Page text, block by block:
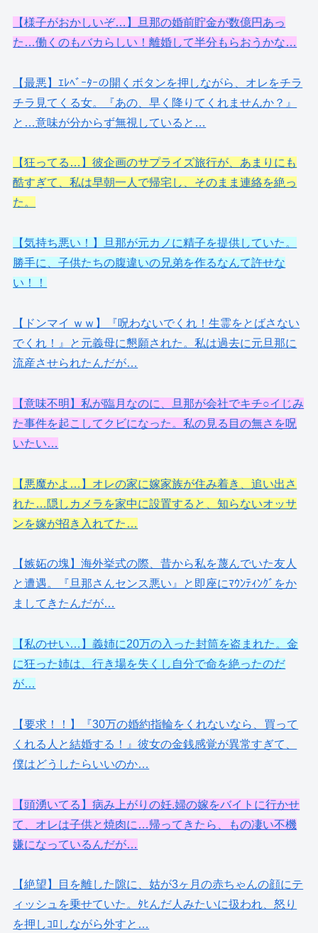
【様子がおかしいぞ…】旦那の婚前貯金が数億円あっ
た…働くのもバカらしい！離婚して半分もらおうかな…
【最悪】ｴﾚﾍﾞｰﾀｰの開くボタンを押しながら、オレをチラ
チラ見てくる女。『あの、早く降りてくれませんか？』
と…意味が分からず無視していると…
【狂ってる…】彼企画のサプライズ旅行が、あまりにも
酷すぎて、私は早朝一人で帰宅し、そのまま連絡を絶っ
た。
【気持ち悪い！】旦那が元カノに精子を提供していた。
勝手に、子供たちの腹違いの兄弟を作るなんて許せな
い！！
【ドンマイ ｗｗ】『呪わないでくれ！生霊をとばさない
でくれ！』と元義母に懇願された。私は過去に元旦那に
流産させられたんだが…
【意味不明】私が臨月なのに、旦那が会社でキチ○イじみ
た事件を起こしてクビになった。私の見る目の無さを呪
いたい…
【悪魔かよ…】オレの家に嫁家族が住み着き、追い出さ
れた…隠しカメラを家中に設置すると、知らないオッサ
ンを嫁が招き入れてた…
【嫉妬の塊】海外挙式の際、昔から私を蔑んでいた友人
と遭遇。『旦那さんセンス悪い』と即座にﾏｳﾝﾃｨﾝｸﾞをか
ましてきたんだが…
【私のせい…】義姉に20万の入った封筒を盗まれた。金
に狂った姉は、行き場を失くし自分で命を絶ったのだ
が…
【要求！！】『30万の婚約指輪をくれないなら、買って
くれる人と結婚する！』彼女の金銭感覚が異常すぎて、
僕はどうしたらいいのか…
【頭湧いてる】病み上がりの妊.婦の嫁をバイトに行かせ
て、オレは子供と焼肉に…帰ってきたら、もの凄い不機
嫌になっているんだが…
【絶望】目を離した隙に、姑が3ヶ月の赤ちゃんの顔にテ
ィッシュを乗せていた。ﾀﾋんだ人みたいに扱われ、怒り
を押しｺﾛしながら外すと…